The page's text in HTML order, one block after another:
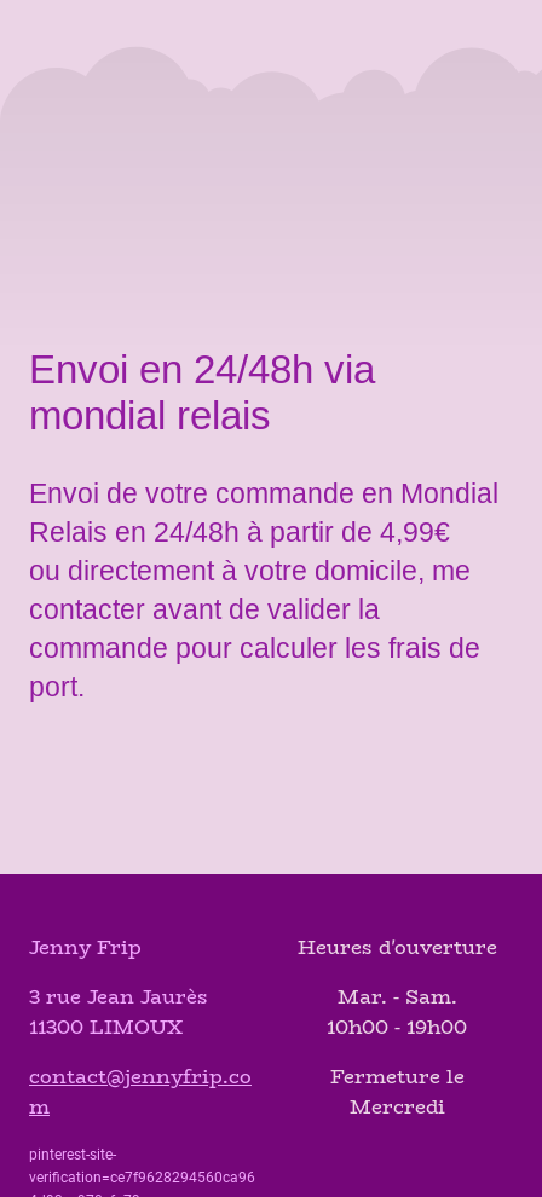
Envoi en 24/48h via
mondial relais
Envoi de votre commande en Mondial
Relais en 24/48h à partir de 4,99€
ou directement à votre domicile, me
contacter avant de valider la
commande pour calculer les frais de
port.
Jenny Frip
3 rue Jean Jaurès
11300 LIMOUX
contact@jennyfrip.co
m
pinterest-site-
verification=ce7f9628294560ca96
Heures d'ouverture
Mar. - Sam.
10h00 - 19h00
Fermeture le
Mercredi